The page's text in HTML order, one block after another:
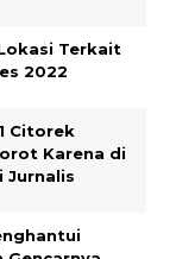
Terkait
2022
Citorek
Karena di
Jurnalis